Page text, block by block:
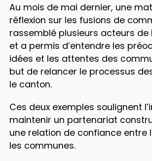
Au mois de mai dernier, une
réflexion sur les fusions de
rassemblé plusieurs acteurs de
et a permis d’entendre les
idées et les attentes des
but de relancer le processus
le canton.
Ces deux exemples soulignent
maintenir un partenariat
une relation de confiance entre
les communes.